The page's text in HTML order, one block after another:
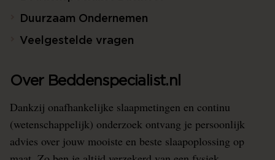
Duurzaam Ondernemen
Veelgestelde vragen
Over Beddenspecialist.nl
Dankzij onafhankelijke slaapmetingen en continu
(wetenschappelijk) onderzoek ontvang je persoonlijk
advies over jouw mooiste en beste slaapoplossing op